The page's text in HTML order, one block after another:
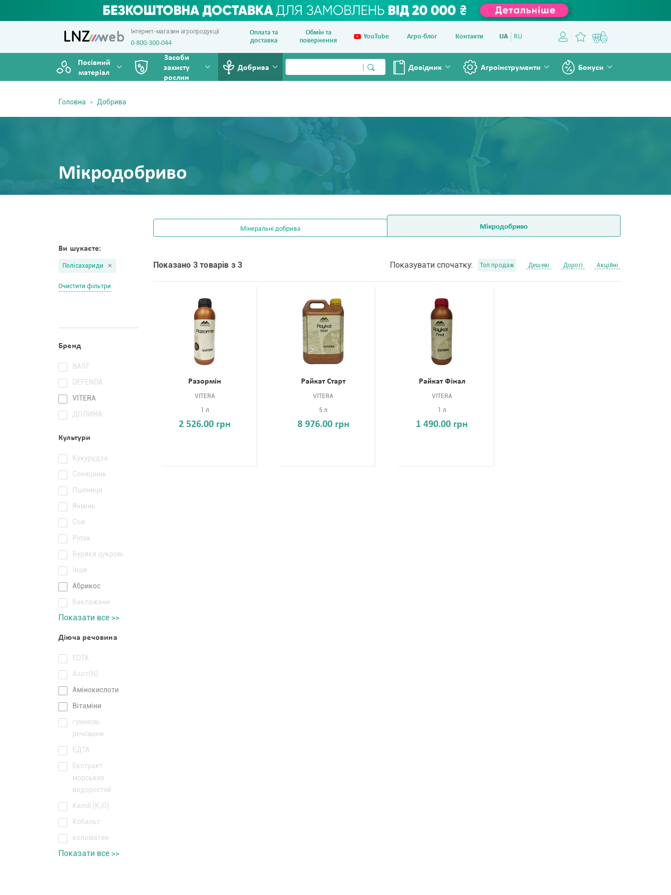
Інтернет-магазин агропродукції
0-800-300-044
Оплата та
доставка
Обмін та
повернення
YouTube Агро-блог Контакти UA RU
Посівний
матеріал
Засоби
захисту
рослин
Добрива Довiдник Агроінструменти Бонуси
Головна Добрива
Мікродобриво
Ви шукаєте:
Полісахариди
Очистити фільтри
Бренд
BASF
DEFENDA
VITERA
ДОЛИНА
Культури
Кукурудза
Соняшник
Пшениця
Ячмінь
Соя
Ріпак
Буряки цукрові
Інше
Абрикос
Баклажани
Показати все >>
Діюча речовина
EDTA
Азот(N)
Амінокислоти
Вітаміни
гумінові
речовини
ЕДТА
Екстракт
морських
водоростей
Калій (K₂O)
Кобальт
коламатин
Показати все >>
Мінеральні добрива Мікродобриво
Показувати спочатку: Топ продаж Дешеві Дорогі Акційні
Показано 3 товарів з 3
Разормін
VITERA
1 л
2 526.00 грн
Райкат Старт
VITERA
5 л
8 976.00 грн
Райкат Фінал
VITERA
1 л
1 490.00 грн